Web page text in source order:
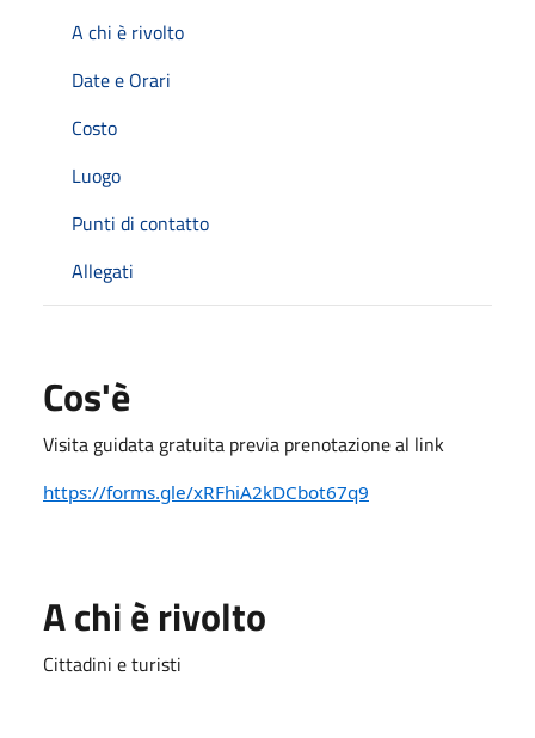
A chi è rivolto
Date e Orari
Costo
Luogo
Punti di contatto
Allegati
Cos'è
Visita guidata gratuita previa prenotazione al link
https://forms.gle/xRFhiA2kDCbot67q9
A chi è rivolto
Cittadini e turisti